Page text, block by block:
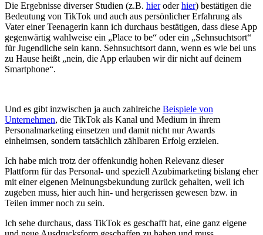
Die Ergebnisse diverser Studien (z.B. hieroderhier) bestätigen die
Bedeutung von TikTok und auch aus persönlicher Erfahrung als
Vater einer Teenagerin kann ich durchaus bestätigen, dass diese App
gegenwärtig wahlweise ein „Place to be“ oder ein „Sehnsuchtsort“
für Jugendliche sein kann. Sehnsuchtsort dann, wenn es wie bei uns
zu Hause heißt „nein, die App erlauben wir dir nicht auf deinem
Smartphone“.
Und es gibt inzwischen ja auch zahlreiche Beispiele von
Unternehmen, die TikTok als Kanal und Medium in ihrem
Personalmarketing einsetzen und damit nicht nur Awards
einheimsen, sondern tatsächlich zählbaren Erfolg erzielen.
Ich habe mich trotz der offenkundig hohen Relevanz dieser
Plattform für das Personal- und speziell Azubimarketing bislang eher
mit einer eigenen Meinungsbekundung zurück gehalten, weil ich
zugeben muss, hier auch hin- und hergerissen gewesen bzw. in
Teilen immer noch zu sein.
Ich sehe durchaus, dass TikTok es geschafft hat, eine ganz eigene